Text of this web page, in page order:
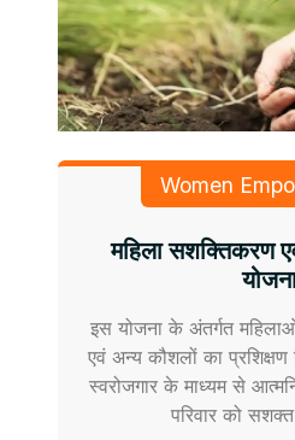
Women
महिला सशक्तिकरण
इस योजना के अंतर्गत
एवं अन्य कौशलों का
स्वरोजगार के माध्यम से
परिवार को